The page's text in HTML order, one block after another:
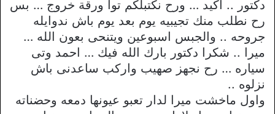
دكتور .. اكيد … ورح نكتبلكم توا ورقة خروج … بس
رح نطلب منك تجيبيه يوم بعد يوم باش ندوايله
جروحه .. والجبس اسبوعين ويتنحى بعون الله …
ميرا .. شكرا دكتور بارك الله فيك … احمد وتى
سياره … رح نجهز صهيب واركب ساعدنى باش
نزلوه ..
واول ماخشت ميرا لدار تعبو عيونها دمعه وحضناته